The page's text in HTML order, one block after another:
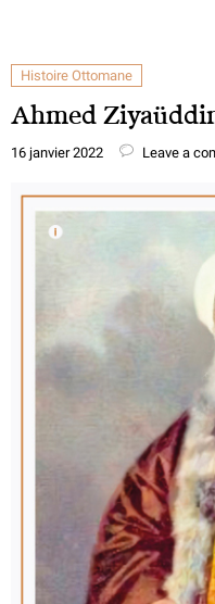
Histoire Ottomane
Ahmed
16 janvier 2022 Leave a